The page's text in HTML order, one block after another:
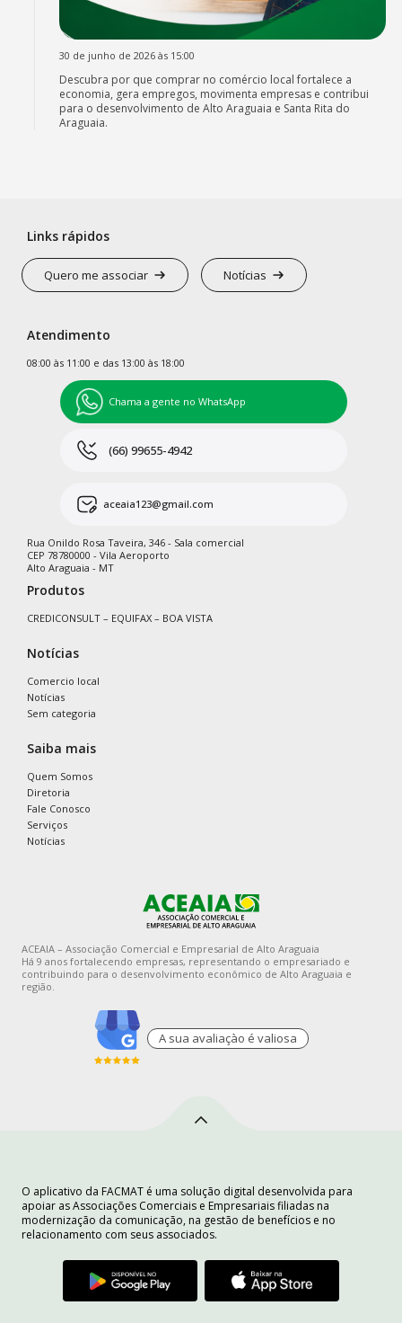
30 de junho de 2026 às 15:00
Descubra por que comprar no comércio local fortalece a
economia, gera empregos, movimenta empresas e contribui
para o desenvolvimento de Alto Araguaia e Santa Rita do
Araguaia.
Links rápidos
Quero me associar Notícias
Atendimento
08:00 às 11:00 e das 13:00 às 18:00
Chama a gente no WhatsApp
(66) 99655-4942
aceaia123@gmail.com
Rua Onildo Rosa Taveira, 346 - Sala comercial
CEP 78780000 - Vila Aeroporto
Alto Araguaia - MT
Produtos
CREDICONSULT – EQUIFAX – BOA VISTA
Notícias
Comercio local
Notícias
Sem categoria
Saiba mais
Quem Somos
Diretoria
Fale Conosco
Serviços
Notícias
ACEAIA – Associação Comercial e Empresarial de Alto Araguaia
Há 9 anos fortalecendo empresas, representando o empresariado e
contribuindo para o desenvolvimento econômico de Alto Araguaia e
região.
A sua avaliaçào é valiosa
O aplicativo da FACMAT é uma solução digital desenvolvida para
apoiar as Associações Comerciais e Empresariais filiadas na
modernização da comunicação, na gestão de benefícios e no
relacionamento com seus associados.